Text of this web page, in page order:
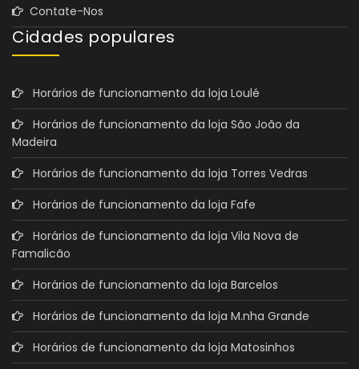
Contate-Nos
Cidades populares
Horários de funcionamento da loja Loulé
Horários de funcionamento da loja São João da
Madeira
Horários de funcionamento da loja Torres Vedras
Horários de funcionamento da loja Fafe
Horários de funcionamento da loja Vila Nova de
Famalicão
Horários de funcionamento da loja Barcelos
Horários de funcionamento da loja M.nha Grande
Horários de funcionamento da loja Matosinhos